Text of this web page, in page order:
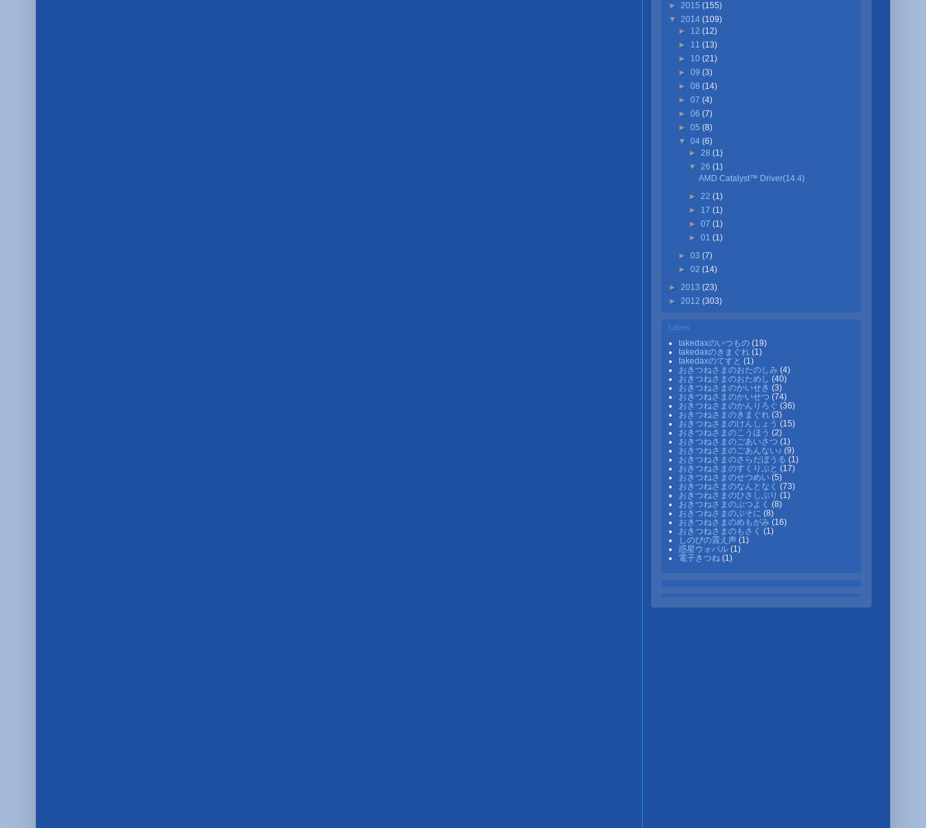
► 2015 (155)
▼ 2014 (109)
► 12(12)
► 11(13)
► 10(21)
►09(3)
►08(14)
►07(4)
►06(7)
►05(8)
▼04(6)
► 28 (1)
▼ 26 (1)
AMD Catalyst™ Driver(14.4)
► 22 (1)
► 17 (1)
► 07 (1)
► 01 (1)
►03(7)
►02(14)
► 2013 (23)
► 2012 (303)
Labels
takedaxのいつもの (19)
takedaxのきまぐれ (1)
takedaxのてすと (1)
おきつねさまのおたのしみ (4)
おきつねさまのおためし (40)
おきつねさまのかいせき (3)
おきつねさまのかいせつ (74)
おきつねさまのかんりろぐ (36)
おきつねさまのきまぐれ (3)
おきつねさまのけんしょう (15)
おきつねさまのこうほう (2)
おきつねさまのごあいさつ (1)
おきつねさまのごあんない♪ (9)
おきつねさまのさらだぼうる (1)
おきつねさまのすくりぷと (17)
おきつねさまのせつめい (5)
おきつねさまのなんとなく (73)
おきつねさまのひさしぶり (1)
おきつねさまのぶつよく (8)
おきつねさまのぷそに (8)
おきつねさまのめもがみ (16)
おきつねさまのもさく (1)
しのびの震え声 (1)
惑星ウォパル (1)
電子きつね (1)